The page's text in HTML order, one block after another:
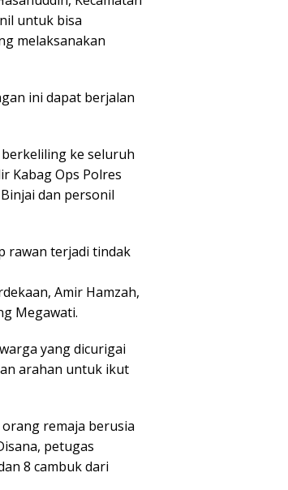
untuk bisa
melaksanakan
ini dapat berjalan
ke seluruh
Kabag Ops Polres
dan personil
rawan terjadi tindak
Amir Hamzah,
Megawati.
yang dicurigai
arahan untuk ikut
remaja berusia
petugas
8 cambuk dari